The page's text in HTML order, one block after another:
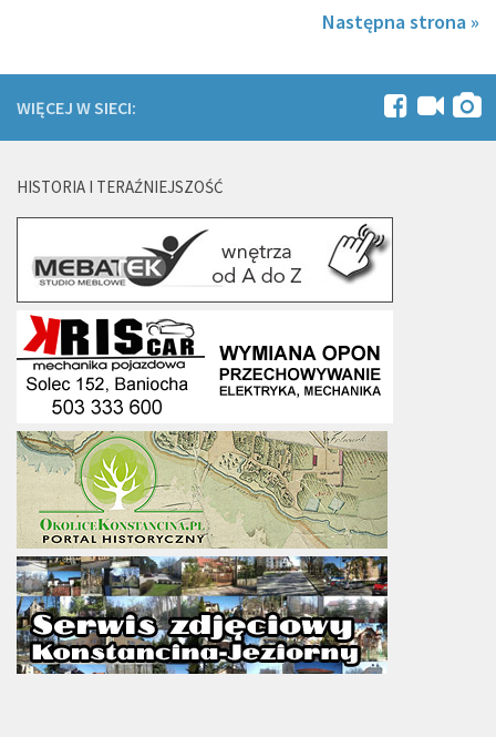
Następna strona »
WIĘCEJ W SIECI:
HISTORIA I TERAŹNIEJSZOŚĆ